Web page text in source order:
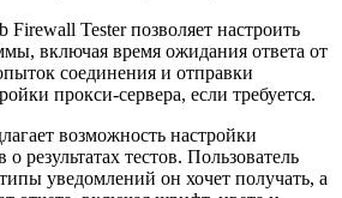
Tester позволяет настроить
включая время ожидания ответа от
соединения и отправки
прокси-сервера, если требуется.
возможность настройки
результатах тестов. Пользователь
уведомлений он хочет получать, а